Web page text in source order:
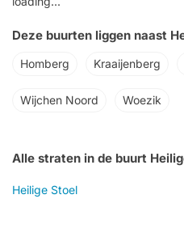
Deze buurten liggen naast
Homberg Kraaijenberg
Wijchen Noord Woezik
Alle straten in de buurt
Heilige Stoel